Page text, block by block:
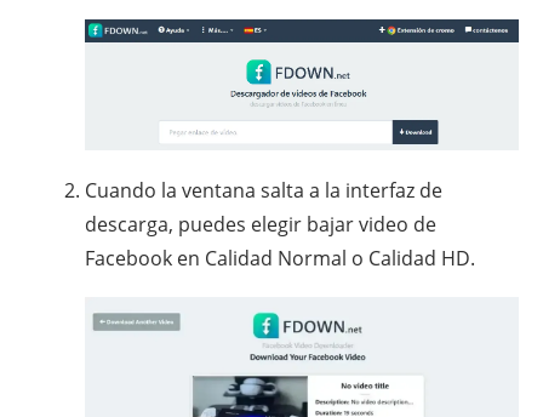
Cuando la ventana salta a la interfaz de
descarga, puedes elegir bajar video de
Facebook en Calidad Normal o Calidad HD.